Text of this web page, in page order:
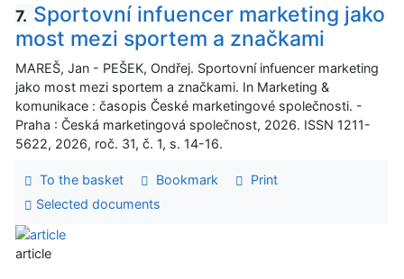
7. Sportovní infuencer marketing jako
most mezi sportem a značkami
MAREŠ, Jan - PEŠEK, Ondřej. Sportovní infuencer marketing
jako most mezi sportem a značkami. In Marketing &
komunikace : časopis České marketingové společnosti. -
Praha : Česká marketingová společnost, 2026. ISSN 1211-
5622, 2026, roč. 31, č. 1, s. 14-16.
To the basket Bookmark
Print
Selected documents
article